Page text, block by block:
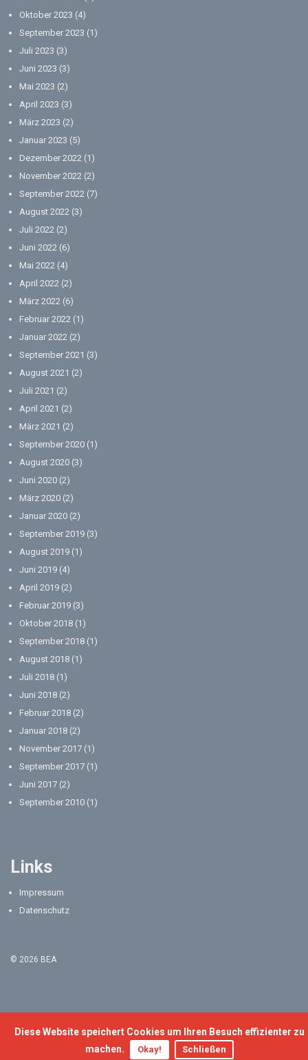
Diese Website speichert Cookies um Ihren Besuch effizienter zu
machen.
Okay! Schließen
Oktober 2023 (4)
September 2023 (1)
Juli 2023 (3)
Juni 2023 (3)
Mai 2023 (2)
April 2023 (3)
März 2023 (2)
Januar 2023 (5)
Dezember 2022 (1)
November 2022 (2)
September 2022 (7)
August 2022 (3)
Juli 2022 (2)
Juni 2022 (6)
Mai 2022 (4)
April 2022 (2)
März 2022 (6)
Februar 2022 (1)
Januar 2022 (2)
September 2021 (3)
August 2021 (2)
Juli 2021 (2)
April 2021 (2)
März 2021 (2)
September 2020 (1)
August 2020 (3)
Juni 2020 (2)
März 2020 (2)
Januar 2020 (2)
September 2019 (3)
August 2019 (1)
Juni 2019 (4)
April 2019 (2)
Februar 2019 (3)
Oktober 2018 (1)
September 2018 (1)
August 2018 (1)
Juli 2018 (1)
Juni 2018 (2)
Februar 2018 (2)
Januar 2018 (2)
November 2017 (1)
September 2017 (1)
Juni 2017 (2)
September 2010 (1)
Links
Impressum
Datenschutz
© 2026 BEA